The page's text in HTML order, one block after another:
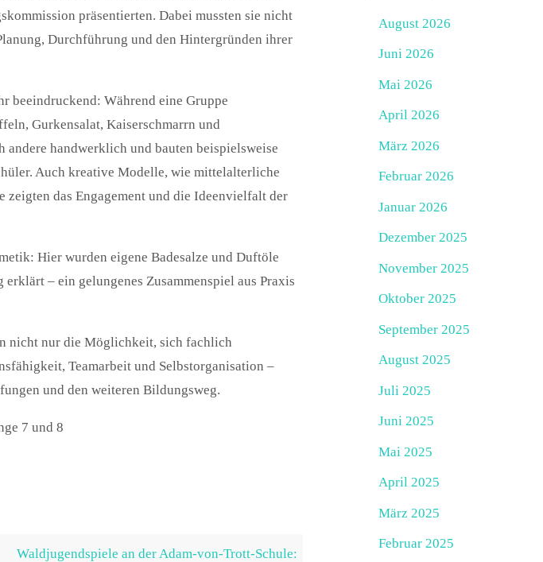
präsentierten. Dabei mussten sie nicht
Durchführung und den Hintergründen ihrer
beeindruckend: Während eine Gruppe
Gurkensalat, Kaiserschmarrn und
andere handwerklich und bauten beispielsweise
Auch kreative Modelle, wie mittelalterliche
zeigten das Engagement und die Ideenvielfalt der
Hier wurden eigene Badesalze und Duftöle
– ein gelungenes Zusammenspiel aus Praxis
nicht nur die Möglichkeit, sich fachlich
Teamarbeit und Selbstorganisation –
und den weiteren Bildungsweg.
7 und 8
Waldjugendspiele an der Adam-von-Trott-Schule:
August 2026
Juni 2026
Mai 2026
April 2026
März 2026
Februar 2026
Januar 2026
Dezember 2025
November 2025
Oktober 2025
September 2025
August 2025
Juli 2025
Juni 2025
Mai 2025
April 2025
März 2025
Februar 2025